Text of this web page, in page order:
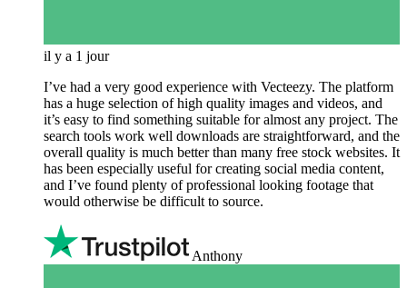
il y a 1 jour
I’ve had a very good experience with Vecteezy. The platform
has a huge selection of high quality images and videos, and
it’s easy to find something suitable for almost any project. The
search tools work well downloads are straightforward, and the
overall quality is much better than many free stock websites. It
has been especially useful for creating social media content,
and I’ve found plenty of professional looking footage that
would otherwise be difficult to source.
Anthony